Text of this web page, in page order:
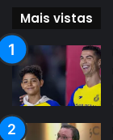
Mais vistas